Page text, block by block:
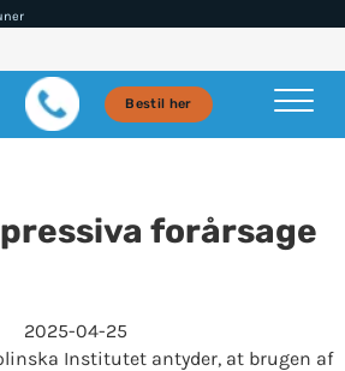
Bestil her
forårsage
2025-04-25
Institutet antyder, at brugen af